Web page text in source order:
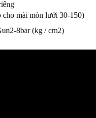
cho mài mòn lưới 30-150)
8bar (kg / cm2)